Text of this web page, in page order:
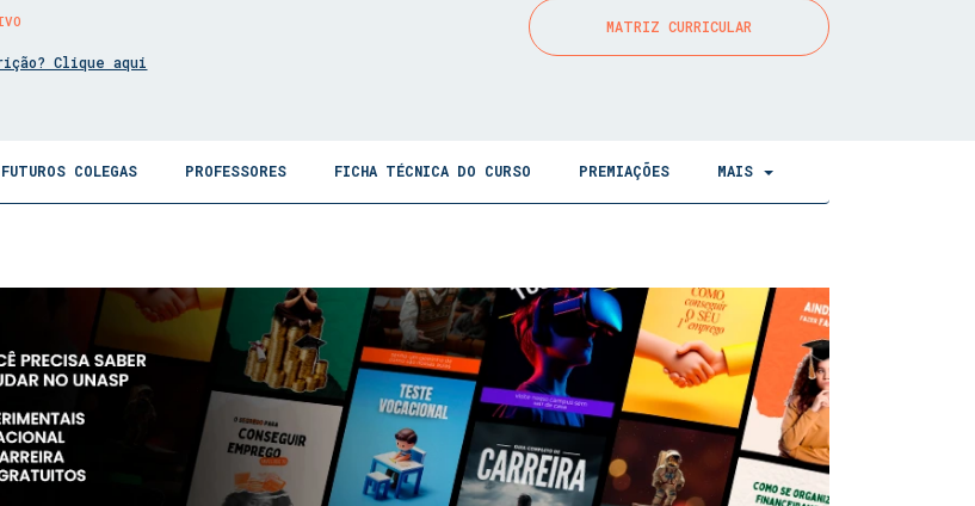
Clique aqui
MATRIZ CURRICULAR
COLEGAS PROFESSORES FICHA TÉCNICA DO CURSO PREMIAÇÕES MAIS